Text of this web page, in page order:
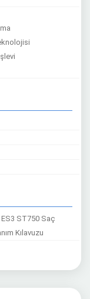
ST750 Saç
Kılavuzu